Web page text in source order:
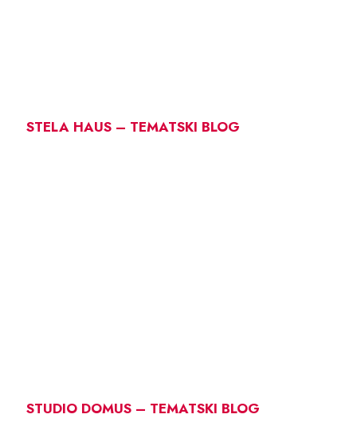
STELA HAUS – TEMATSKI BLOG
STUDIO DOMUS – TEMATSKI BLOG